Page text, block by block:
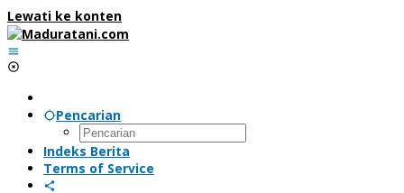
Lewati ke konten
Pencarian
Indeks Berita
Terms of Service